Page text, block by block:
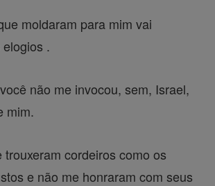
moldaram para mim vai
.
não me invocou, sem, Israel,
mim.
trouxeram cordeiros como os
e não me honraram com seus